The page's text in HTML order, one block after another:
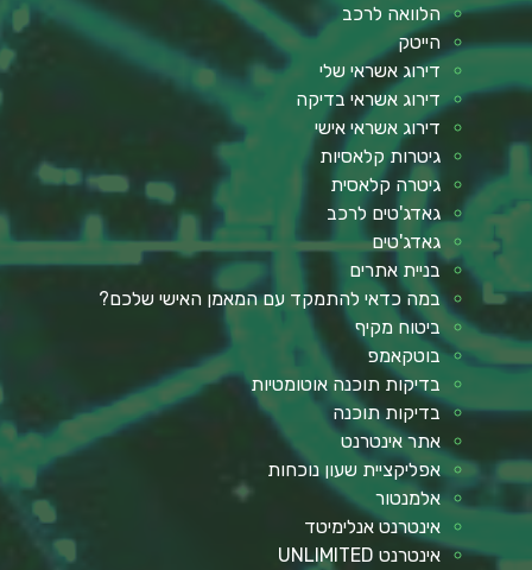
הלוואה לרכב
הייטק
דירוג אשראי שלי
דירוג אשראי בדיקה
דירוג אשראי אישי
גיטרות קלאסיות
גיטרה קלאסית
גאדג'טים לרכב
גאדג'טים
בניית אתרים
במה כדאי להתמקד עם המאמן האישי שלכם?
ביטוח מקיף
בוטקאמפ
בדיקות תוכנה אוטומטיות
בדיקות תוכנה
אתר אינטרנט
אפליקציית שעון נוכחות
אלמנטור
אינטרנט אנלימיטד
אינטרנט UNLIMITED